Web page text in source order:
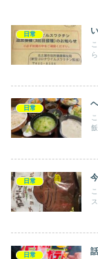
日常
日常
日常
日常